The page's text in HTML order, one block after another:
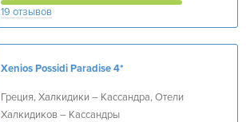
19 отзывов
Xenios Possidi Paradise4*
Греция, Халкидики – Кассандра, Отели
Халкидиков – Кассандры